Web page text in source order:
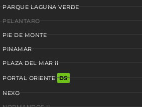
PARQUE LAGUNA VERDE
PELANTARO
PIE DE MONTE
PINAMAR
PLAZA DEL MAR II
PORTAL ORIENTE DS
NEXO